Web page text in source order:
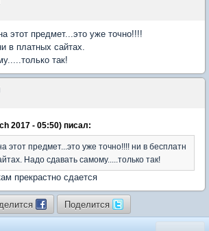
этот предмет...это уже точно!!!!
в платных сайтах.
так!
2017 - 05:50) писал:
этот предмет...это уже точно!!!! ни в бесплатн
Надо сдавать самому.....только так!
прекрастно сдается
Поделится